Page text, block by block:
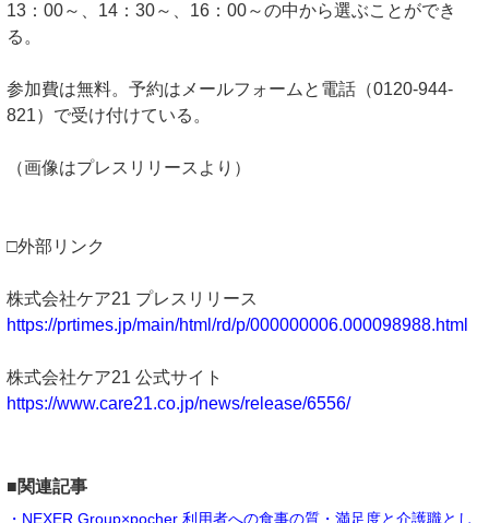
13：00～、14：30～、16：00～の中から選ぶことができ
る。
参加費は無料。予約はメールフォームと電話（0120-944-
821）で受け付けている。
（画像はプレスリリースより）
□外部リンク
株式会社ケア21 プレスリリース
https://prtimes.jp/main/html/rd/p/000000006.000098988.html
株式会社ケア21 公式サイト
https://www.care21.co.jp/news/release/6556/
■関連記事
・NEXER Group×pocher 利用者への食事の質・満足度と介護職とし